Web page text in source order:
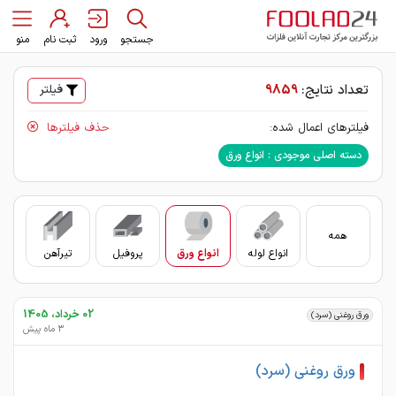
جستجو ورود ثبت نام منو
تعداد نتایج: 9859 فیلتر
فیلترهای اعمال شده: حذف فیلترها
دسته اصلی موجودی : انواع ورق
همه
انواع لوله
انواع ورق پروفیل تیرآهن
ورق روغنی (سرد) 02 خرداد، 1405
3 ماه پیش
ورق روغنی (سرد)